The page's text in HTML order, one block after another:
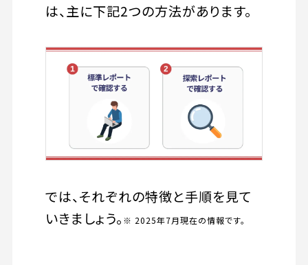
は、主に下記2つの方法があります。
では、それぞれの特徴と手順を見て
いきましょう。 ※ 2025年7月現在の情報です。